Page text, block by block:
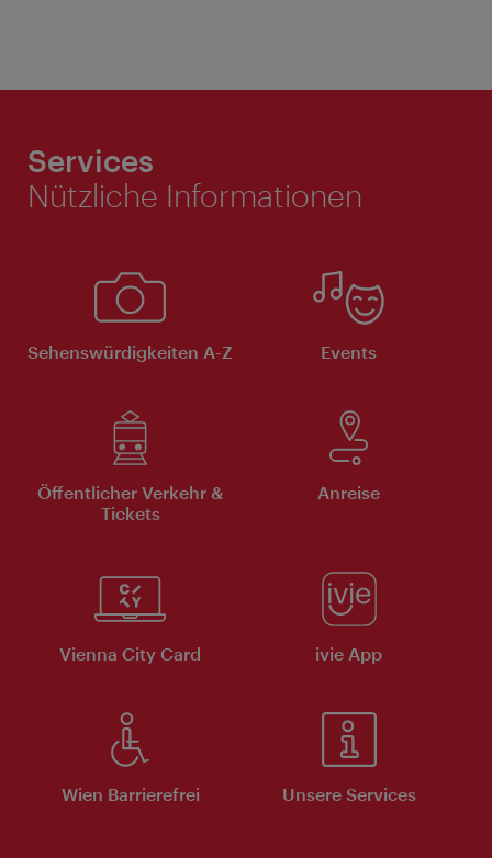
Services
Nützliche Informationen
Sehenswürdigkeiten A-Z Events
Öffentlicher Verkehr &
Tickets
Anreise
Vienna City Card ivie App
Wien Barrierefrei Unsere Services